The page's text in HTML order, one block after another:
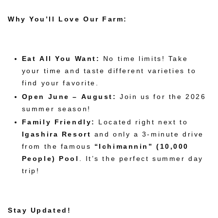
Why You’ll Love Our Farm:
Eat All You Want:
No time limits! Take
your time and taste different varieties to
find your favorite.
Open June – August:
Join us for the 2026
summer season!
Family Friendly:
Located right next to
Igashira Resort and only a 3-minute drive
from the famous “Ichimannin” (10,000
People) Pool . It’s the perfect summer day
trip!
Stay Updated!